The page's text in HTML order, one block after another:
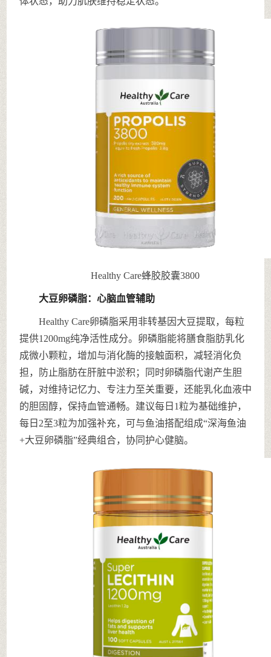
Healthy Care蜂胶胶囊3800
大豆卵磷脂：心脑血管辅助
Healthy Care卵磷脂采用非转基因大豆提取，每粒
提供1200mg纯净活性成分。卵磷脂能将膳食脂肪乳化
成微小颗粒，增加与消化酶的接触面积，减轻消化负
担，防止脂肪在肝脏中淤积；同时卵磷脂代谢产生胆
碱，对维持记忆力、专注力至关重要，还能乳化血液中
的胆固醇，保持血管通畅。建议每日1粒为基础维护，
每日2至3粒为加强补充，可与鱼油搭配组成“深海鱼油
+大豆卵磷脂”经典组合，协同护心健脑。